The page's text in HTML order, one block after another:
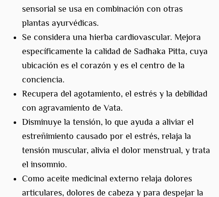
sensorial se usa en combinación con otras
plantas ayurvédicas.
Se considera una hierba cardiovascular. Mejora
específicamente la calidad de Sadhaka Pitta, cuya
ubicación es el corazón y es el centro de la
conciencia.
Recupera del agotamiento, el estrés y la debilidad
con agravamiento de Vata.
Disminuye la tensión, lo que ayuda a aliviar el
estreñimiento causado por el estrés, relaja la
tensión muscular, alivia el dolor menstrual, y trata
el insomnio.
Como aceite medicinal externo relaja dolores
articulares, dolores de cabeza y para despejar la